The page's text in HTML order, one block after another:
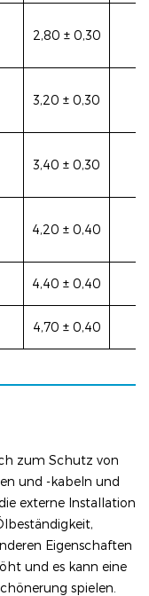
2,80 ± 0,30
3,20 ± 0,30
3,40 ± 0,30
4,20 ± 0,40
4,40 ± 0,40
4,70 ± 0,40
zum Schutz von
und -kabeln und
externe Installation
Eigenschaften
und es kann eine
spielen.